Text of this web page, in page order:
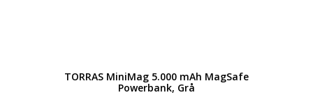
TORRAS MiniMag 5.000 mAh MagSafe
Powerbank, Grå